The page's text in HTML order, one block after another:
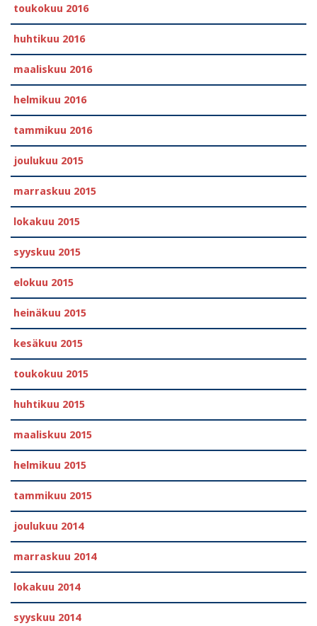
toukokuu 2016
huhtikuu 2016
maaliskuu 2016
helmikuu 2016
tammikuu 2016
joulukuu 2015
marraskuu 2015
lokakuu 2015
syyskuu 2015
elokuu 2015
heinäkuu 2015
kesäkuu 2015
toukokuu 2015
huhtikuu 2015
maaliskuu 2015
helmikuu 2015
tammikuu 2015
joulukuu 2014
marraskuu 2014
lokakuu 2014
syyskuu 2014